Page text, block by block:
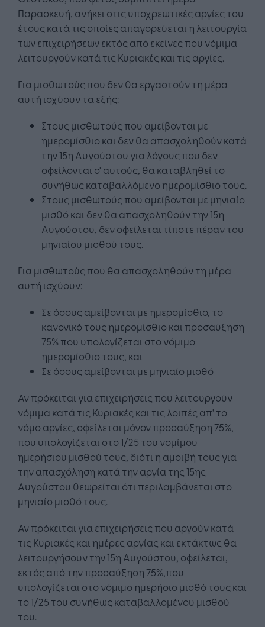
Παρασκευή, ανήκει στις υποχρεωτικές αργίες του
έτους κατά τις οποίες απαγορεύεται η λειτουργία
των επιχειρήσεων εκτός από εκείνες που νόμιμα
λειτουργούν κατά τις Κυριακές και τις αργίες.
Για μισθωτούς που δεν θα εργαστούν τη μέρα
αυτή ισχύουν τα εξής:
Στους μισθωτούς που αμείβονται με
ημερομίσθιο και δεν θα απασχοληθούν κατά
την 15η Αυγούστου για λόγους που δεν
οφείλονται σ' αυτούς, θα καταβληθεί το
συνήθως καταβαλλόμενο ημερομίσθιό τους.
Στους μισθωτούς που αμείβονται με μηνιαίο
μισθό και δεν θα απασχοληθούν την 15η
Αυγούστου, δεν οφείλεται τίποτε πέραν του
μηνιαίου μισθού τους.
Για μισθωτούς που θα απασχοληθούν τη μέρα
αυτή ισχύουν:
Σε όσους αμείβονται με ημερομίσθιο, το
κανονικό τους ημερομίσθιο και προσαύξηση
75% που υπολογίζεται στο νόμιμο
ημερομίσθιο τους, και
Σε όσους αμείβονται με μηνιαίο μισθό
Αν πρόκειται για επιχειρήσεις που λειτουργούν
νόμιμα κατά τις Κυριακές και τις λοιπές απ' το
νόμο αργίες, οφείλεται μόνον προσαύξηση 75%,
που υπολογίζεται στο 1/25 του νομίμου
ημερήσιου μισθού τους, διότι η αμοιβή τους για
την απασχόληση κατά την αργία της 15ης
Αυγούστου θεωρείται ότι περιλαμβάνεται στο
μηνιαίο μισθό τους.
Αν πρόκειται για επιχειρήσεις που αργούν κατά
τις Κυριακές και ημέρες αργίας και εκτάκτως θα
λειτουργήσουν την 15η Αυγούστου, οφείλεται,
εκτός από την προσαύξηση 75%,που
υπολογίζεται στο νόμιμο ημερήσιο μισθό τους και
το 1/25 του συνήθως καταβαλλομένου μισθού
του.